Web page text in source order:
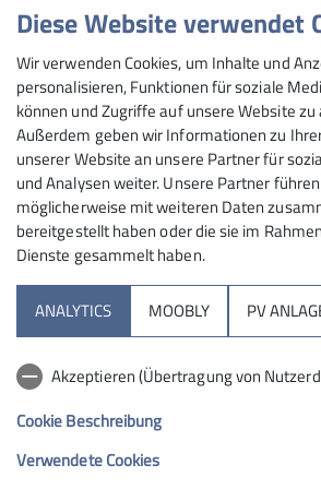
Klettergruppen Kletterhalle Klettern
Midlifes Mittwoch News ROpies
Rock&Bloc SO-Gruppen STG Skimo
Tourenbericht Wandertreff Veronika
Sektion
Hochrieshütte
Sektion Rosenheim des Deutschen Alpenvereins e.V.
Diese Website verwendet
Wir verwenden Cookies, um Inhalte und
personalisieren, Funktionen für soziale
können und Zugriffe auf unsere Website zu
Außerdem geben wir Informationen zu
unserer Website an unsere Partner für
und Analysen weiter. Unsere Partner
möglicherweise mit weiteren Daten
bereitgestellt haben oder die sie im
Dienste gesammelt haben.
ANALYTICS MOOBLY PV
Akzeptieren (Übertragung von
Cookie Beschreibung
Verwendete Cookies